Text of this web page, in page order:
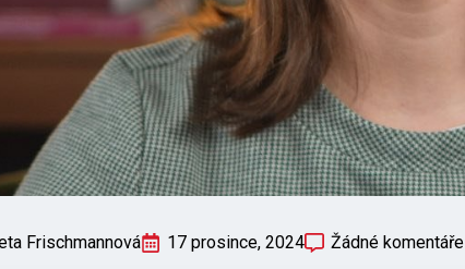
Frischmannová 17 prosince, 2024 Žádné komentáře